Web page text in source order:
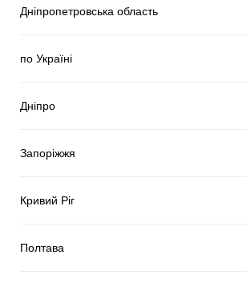
Дніпропетровська область
по Україні
Дніпро
Запоріжжя
Кривий Ріг
Полтава